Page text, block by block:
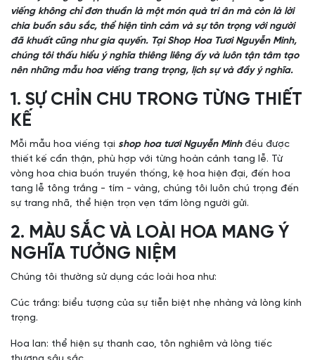
viếng không chỉ đơn thuần là một món quà tri ân mà còn là lời
chia buồn sâu sắc, thể hiện tình cảm và sự tôn trọng với người
đã khuất cũng như gia quyến. Tại Shop Hoa Tươi Nguyễn Minh,
chúng tôi thấu hiểu ý nghĩa thiêng liêng ấy và luôn tận tâm tạo
nên những mẫu hoa viếng trang trọng, lịch sự và đầy ý nghĩa.
1. SỰ CHỈN CHU TRONG TỪNG THIẾT
KẾ
Mỗi mẫu hoa viếng tại shop hoa tươi Nguyễn Minhđều được
thiết kế cẩn thận, phù hợp với từng hoàn cảnh tang lễ. Từ
vòng hoa chia buồn truyền thống, kệ hoa hiện đại, đến hoa
tang lễ tông trắng - tím - vàng, chúng tôi luôn chú trọng đến
sự trang nhã, thể hiện trọn vẹn tấm lòng người gửi.
2. MÀU SẮC VÀ LOÀI HOA MANG Ý
NGHĨA TƯỞNG NIỆM
Chúng tôi thường sử dụng các loài hoa như:
Cúc trắng: biểu tượng của sự tiễn biệt nhẹ nhàng và lòng kính
trọng.
Hoa lan: thể hiện sự thanh cao, tôn nghiêm và lòng tiếc